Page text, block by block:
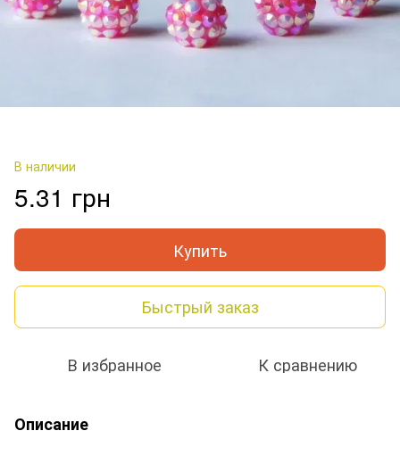
В наличии
5.31 грн
Купить
Быстрый заказ
В избранное К сравнению
Описание